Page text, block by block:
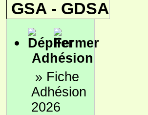
GSA - GDSA
Adhésion
» Fiche
Adhésion
2026